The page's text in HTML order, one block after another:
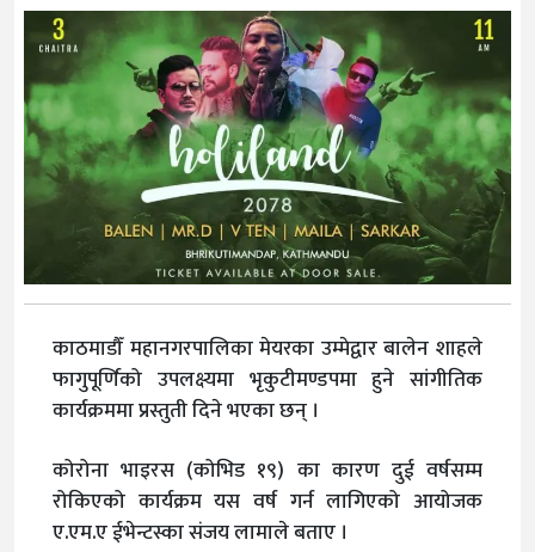
काठमाडौँ महानगरपालिका मेयरका उम्मेद्वार बालेन शाहले
फागुपूर्णिको उपलक्ष्यमा भृकुटीमण्डपमा हुने सांगीतिक
कार्यक्रममा प्रस्तुती दिने भएका छन् ।
कोरोना भाइरस (कोभिड १९) का कारण दुई वर्षसम्म
रोकिएको कार्यक्रम यस वर्ष गर्न लागिएको आयोजक
ए.एम.ए ईभेन्टस्का संजय लामाले बताए ।